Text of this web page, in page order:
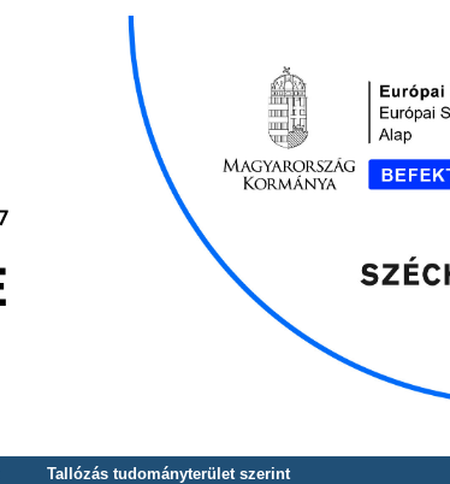
Tallózás tudományterület szerint